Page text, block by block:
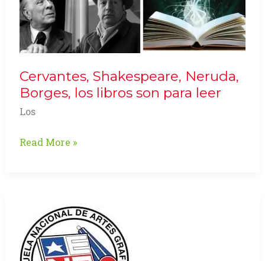
Cervantes, Shakespeare, Neruda,
Borges, los libros son para leer
Los
Cervantes,
libros
son
para
Read More »